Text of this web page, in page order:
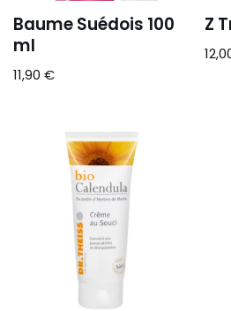
Baume Suédois 100
ml
11,90 €
Z